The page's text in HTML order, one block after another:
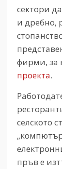
сектори
и дребно,
фирми, за
проекта.
селското
пръв е